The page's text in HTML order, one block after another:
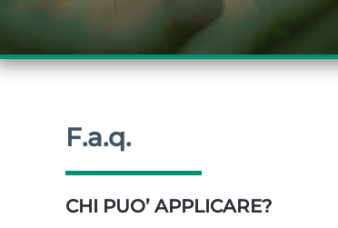
F.a.q.
CHI PUO’ APPLICARE?